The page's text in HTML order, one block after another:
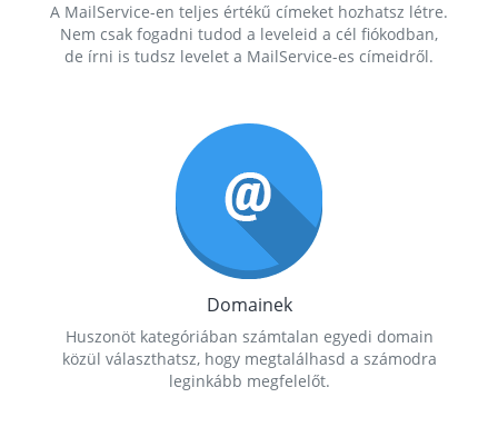
A MailService-en teljes értékű címeket hozhatsz létre.
Nem csak fogadni tudod a leveleid a cél fiókodban,
de írni is tudsz levelet a MailService-es címeidről.
Domainek
Huszonöt kategóriában számtalan egyedi domain
közül választhatsz, hogy megtalálhasd a számodra
leginkább megfelelőt.